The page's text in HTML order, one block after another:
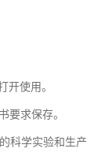
开使用。
要求保存。
科学实验和生产